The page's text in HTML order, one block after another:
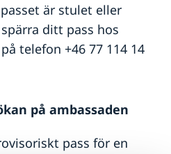
är stulet eller
ditt pass hos
telefon +46 77 114 14
på ambassaden
pass för en